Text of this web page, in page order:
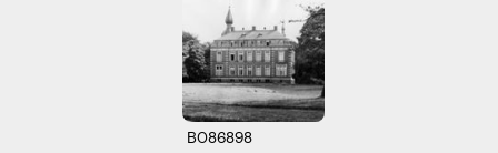
B086898